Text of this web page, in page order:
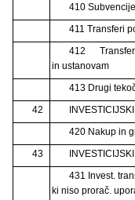
410 Subvencije
411 Transferi
412
in ustanovam
413 Drugi
42
420 Nakup in
43
431 Invest.
ki niso prorač.